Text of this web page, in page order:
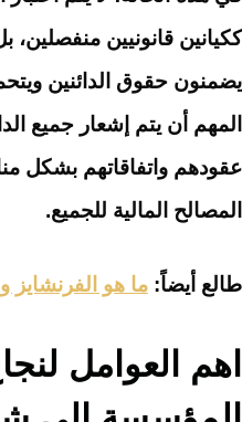
ككيانين قانونيين
يضمنون حقوق الدائنين
المهم أن يتم إشعار جميع
عقودهم واتفاقاتهم بشكل
المصالح المالية للجميع.
طالع أيضاً: ما هو الفرنشايز
اهم العوامل